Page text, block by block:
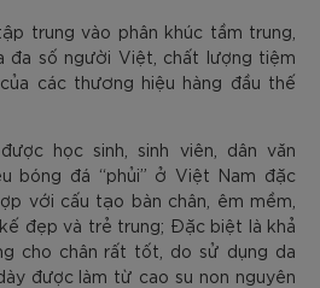
trung vào phân khúc tầm trung,
đa số người Việt, chất lượng tiệm
các thương hiệu hàng đầu thế
học sinh, sinh viên, dân văn
bóng đá “phủi” ở Việt Nam đặc
với cấu tạo bàn chân, êm mềm,
đẹp và trẻ trung; Đặc biệt là khả
cho chân rất tốt, do sử dụng da
được làm từ cao su non nguyên